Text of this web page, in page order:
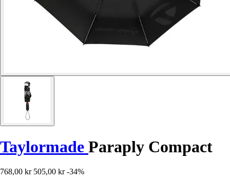
Taylormade Paraply Compact
768,00 kr 505,00 kr -34%